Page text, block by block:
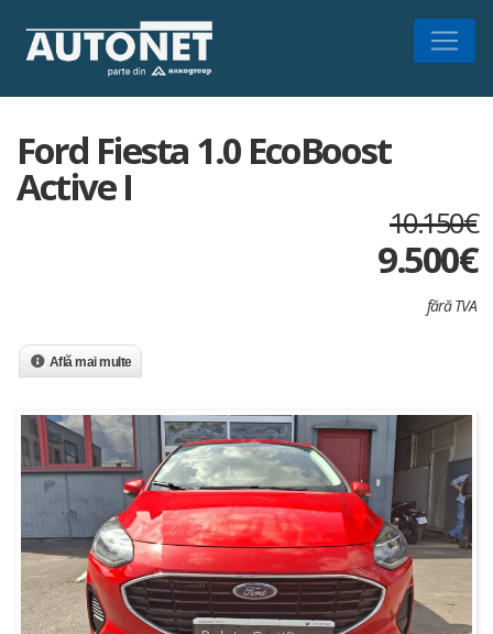
Ford Fiesta 1.0 EcoBoost
Active I
10.150€
9.500€
fără TVA
Află mai multe